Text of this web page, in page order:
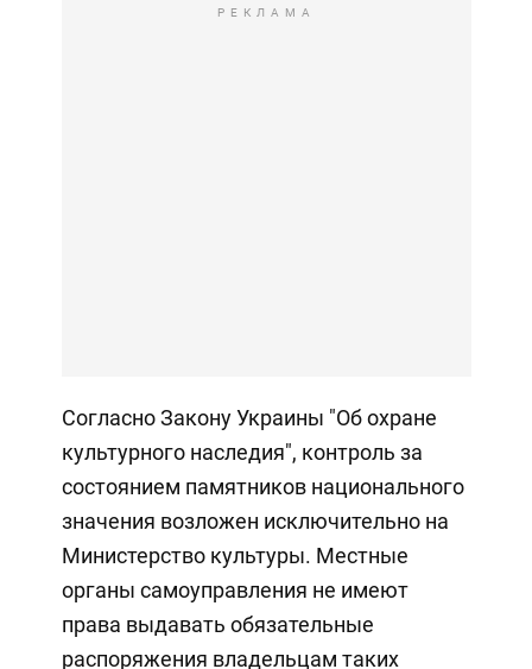
РЕКЛАМА
Согласно Закону Украины "Об охране
культурного наследия", контроль за
состоянием памятников национального
значения возложен исключительно на
Министерство культуры. Местные
органы самоуправления не имеют
права выдавать обязательные
распоряжения владельцам таких